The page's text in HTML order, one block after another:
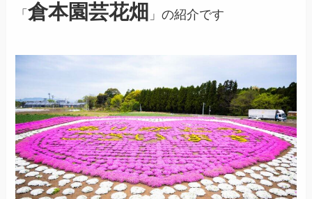
「倉本園芸花畑 」の紹介です